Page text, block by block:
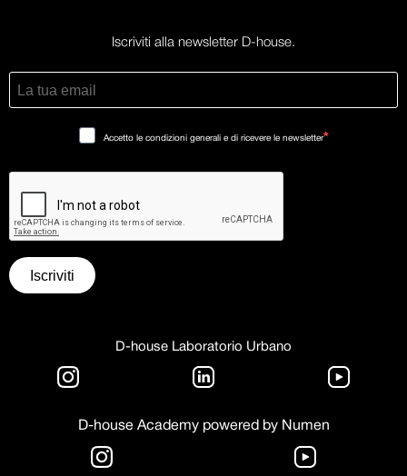
Iscriviti alla newsletter D-house.
Accetto le condizioni generali e di ricevere le newsletter
Iscriviti
D-house Laboratorio Urbano
D-house Academy powered by Numen